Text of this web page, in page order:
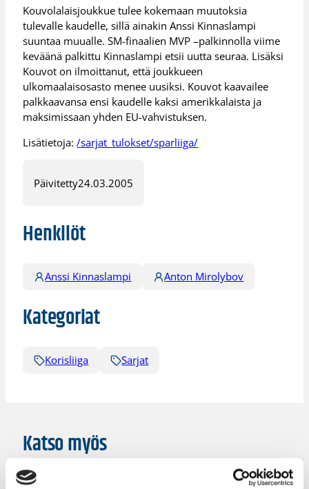
Kouvolalaisjoukkue tulee kokemaan muutoksia
tulevalle kaudelle, sillä ainakin Anssi Kinnaslampi
suuntaa muualle. SM-finaalien MVP –palkinnolla viime
keväänä palkittu Kinnaslampi etsii uutta seuraa. Lisäksi
Kouvot on ilmoittanut, että joukkueen
ulkomaalaisosasto menee uusiksi. Kouvot kaavailee
palkkaavansa ensi kaudelle kaksi amerikkalaista ja
maksimissaan yhden EU-vahvistuksen.
Lisätietoja:/sarjat_tulokset/sparliiga/
Päivitetty24.03.2005
Henkilöt
Anssi Kinnaslampi Anton Mirolybov
Kategoriat
Korisliiga Sarjat
Katso myös